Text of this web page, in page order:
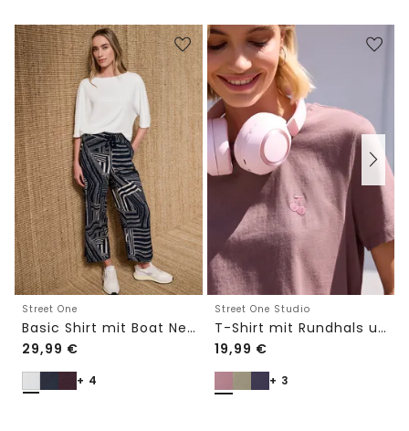
Street One
Basic Shirt mit Boat Neck und Elastikbund
29,99 €
+ 4
Street One Studio
T-Shirt mit Rundhals und Embroidery-Detail
19,99 €
+ 3